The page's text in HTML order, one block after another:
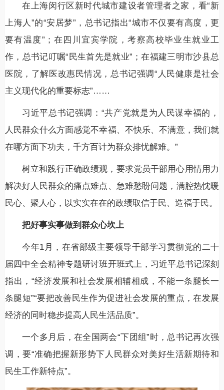
在上海闵行区新时代城市建设者管理者之家，看“新
上海人”的“安居梦”，总书记指出“城市不仅要有高度，更
要有温度”；在四川宜宾学院，考察高校毕业生就业工
作，总书记叮嘱“民生首先是就业”；在福建三明市沙县总
医院，了解医改惠民情况，总书记强调“人民健康是社会
主义现代化的重要标志”……
习近平总书记强调：“共产党就是为人民谋幸福的，
人民群众什么方面感觉不幸福、不快乐、不满意，我们就
在哪方面下功夫，千方百计为群众排忧解难。”
树立和践行正确政绩观，要求党员干部用心用情用力
解决好人民群众的痛点难点、急难愁盼问题，满腔热忱暖
民心、聚人心，以实实在在的政绩取信于民、造福于民。
把好事实事做到群众心坎上
今年1月，在省部级主要领导干部学习贯彻党的二十
届四中全会精神专题研讨班开班式上，习近平总书记深刻
指出，“经济发展和社会发展相辅相成，不能一条腿长一
条腿短”“要把改善民生作为促进社会发展的重点，在发展
经济的同时稳步提高人民生活品质”。
一个多月后，在全国两会“下团组”时，总书记再次强
调，要“准确把握新形势下人民群众对美好生活新期待和
民生工作新特点”。